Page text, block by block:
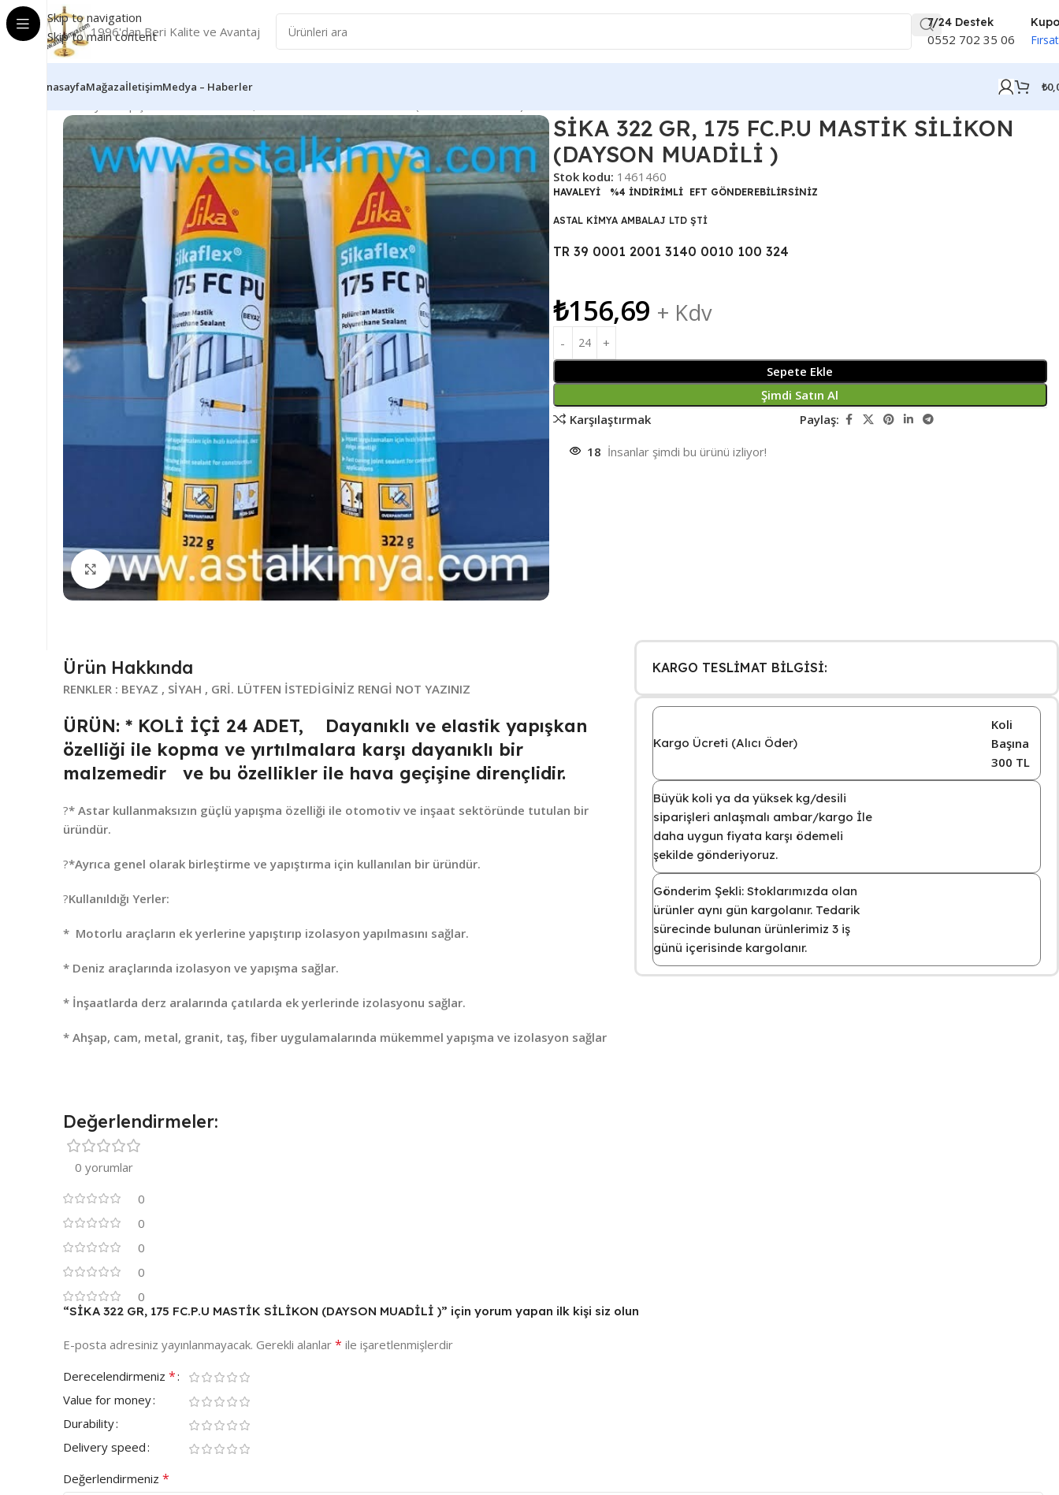
Skip to navigation
Skip to main content
1996'dan Beri Kalite ve Avantaj
7/24 Destek
0552 702 35 06
AnasayfaMağazaİletişimMedya – Haberler ₺
Büyütmek için tıklayın
SİKA 322 GR, 175 FC.P.U MASTİK SİLİKON
(DAYSON MUADİLİ )
Stok kodu: 1461460
HAVALEYİ %4 İNDİRİMLİ EFT GÖNDEREBİLİRSİNİZ
ASTAL KİMYA AMBALAJ LTD ŞTİ
TR 39 0001 2001 3140 0010 100 324
₺156,69 + Kdv
Sepete Ekle
Şimdi Satın Al
Karşılaştırmak
Paylaş:
18 İnsanlar şimdi bu ürünü izliyor!
Ürün Hakkında
RENKLER : BEYAZ , SİYAH , GRİ. LÜTFEN İSTEDİGİNİZ RENGİ NOT YAZINIZ
ÜRÜN: * KOLİ İÇİ 24 ADET, Dayanıklı ve elastik yapışkan
özelliği ile kopma ve yırtılmalara karşı dayanıklı bir
malzemedir ve bu özellikler ile hava geçişine dirençlidir.
?* Astar kullanmaksızın güçlü yapışma özelliği ile otomotiv ve inşaat sektöründe tutulan bir
üründür.
?*Ayrıca genel olarak birleştirme ve yapıştırma için kullanılan bir üründür.
?Kullanıldığı Yerler:
* Motorlu araçların ek yerlerine yapıştırıp izolasyon yapılmasını sağlar.
* Deniz araçlarında izolasyon ve yapışma sağlar.
* İnşaatlarda derz aralarında çatılarda ek yerlerinde izolasyonu sağlar.
* Ahşap, cam, metal, granit, taş, fiber uygulamalarında mükemmel yapışma ve izolasyon sağlar
KARGO TESLİMAT BİLGİSİ:
Kargo Ücreti (Alıcı Öder)
Koli
Başına
300 TL
Büyük koli ya da yüksek kg/desili
siparişleri anlaşmalı ambar/kargo İle
daha uygun fiyata karşı ödemeli
şekilde gönderiyoruz.
Gönderim Şekli: Stoklarımızda olan
ürünler aynı gün kargolanır. Tedarik
sürecinde bulunan ürünlerimiz 3 iş
günü içerisinde kargolanır.
Değerlendirmeler:
0 yorumlar
0
0
0
0
0
“SİKA 322 GR, 175 FC.P.U MASTİK SİLİKON (DAYSON MUADİLİ )” için yorum yapan ilk kişi siz olun
E-posta adresiniz yayınlanmayacak. Gerekli alanlar * ile işaretlenmişlerdir
Derecelendirmeniz *
Value for money
Durability
Delivery speed
Değerlendirmeniz *